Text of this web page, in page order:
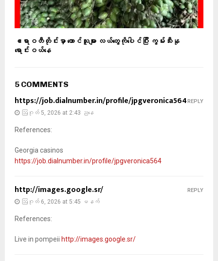
ဧရာဝတီတိုင်းမှာ တောင်သူများ လယ်တွေကိုပေါင်ပြီး ကွမ်းသီးနု
ရောင်းဝယ်နေ
5 COMMENTS
https://job.dialnumber.in/profile/jpgveronica564
ဩဂုတ် 5, 2026 at 2:43 ညနေ
References:
Georgia casinos
https://job.dialnumber.in/profile/jpgveronica564
REPLY
http://images.google.sr/
ဩဂုတ် 6, 2026 at 5:45 မနက်
References:
Live in pompeii http://images.google.sr/
REPLY